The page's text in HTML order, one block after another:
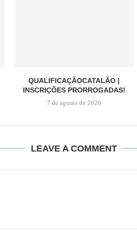
QUALIFICAÇÃOCATALÃO |
INSCRIÇÕES PRORROGADAS!
7 de agosto de 2026
LEAVE A COMMENT